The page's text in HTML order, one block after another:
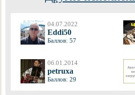
04.07.2022
Eddi50
Баллов: 57
06.01.2014
petruxa
Баллов: 29